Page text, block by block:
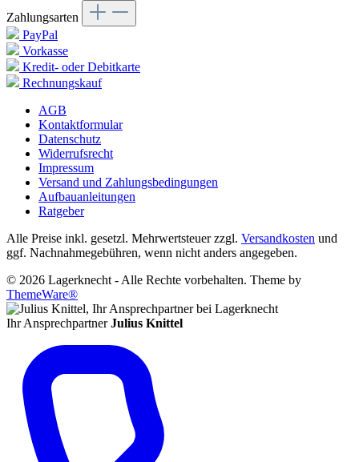
Zahlungsarten
PayPal
Vorkasse
Kredit- oder Debitkarte
Rechnungskauf
AGB
Kontaktformular
Datenschutz
Widerrufsrecht
Impressum
Versand und Zahlungsbedingungen
Aufbauanleitungen
Ratgeber
Alle Preise inkl. gesetzl. Mehrwertsteuer zzgl. Versandkosten und
ggf. Nachnahmegebühren, wenn nicht anders angegeben.
© 2026 Lagerknecht - Alle Rechte vorbehalten. Theme by
ThemeWare®
Ihr Ansprechpartner Julius Knittel